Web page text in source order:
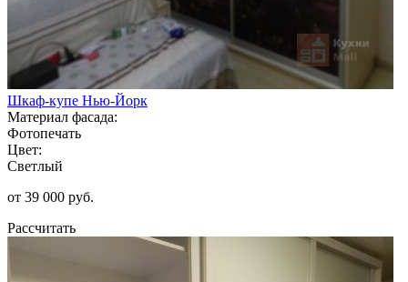
Шкаф-купе Нью-Йорк
Материал фасада:
Фотопечать
Цвет:
Светлый
от 39 000 руб.
Рассчитать